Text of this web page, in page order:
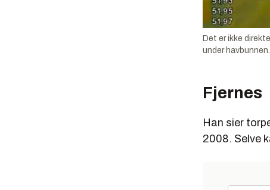
Det er ikke
under havbunnen.
Fjernes
Han sier
2008. Selve